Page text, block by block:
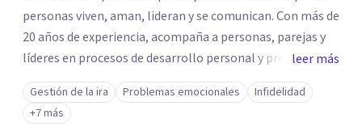
personas viven, aman, lideran y se comunican. Con más de
20 años de experiencia, acompaña a personas, parejas y
líderes en procesos de desarrollo personal y profesional.
Su trabajo se centra en la regulación emocional, las
relaciones de pareja, la comunicación efectiva y el
liderazgo consciente. Su metodología combina
leer más
Gestión de la ira Problemas emocionales
Infidelidad
+7 más